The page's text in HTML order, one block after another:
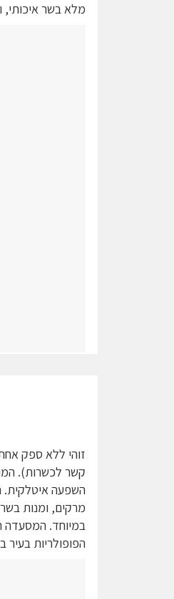
מלא בשר איכותי,
זוהי ללא ספק
קשר לכשרות).
השפעה איטלקית.
מרקים, ומנות בשר
במיוחד. המסעדה
הפופולריות בעיר